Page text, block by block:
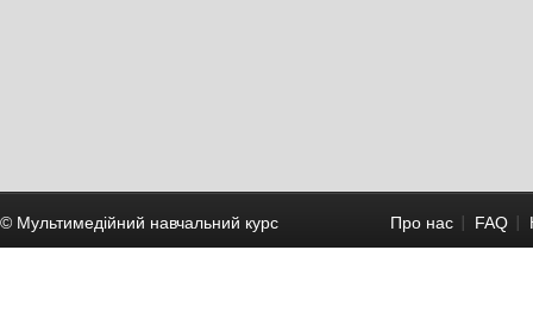
© Мультимедійний навчальний курc Про нас FAQ